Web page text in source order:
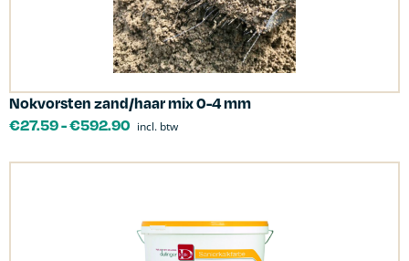
Nokvorsten zand/haar mix 0-4 mm
€27.59-€592.90 incl. btw